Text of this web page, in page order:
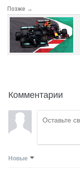
Позже →
Комментарии
Новые